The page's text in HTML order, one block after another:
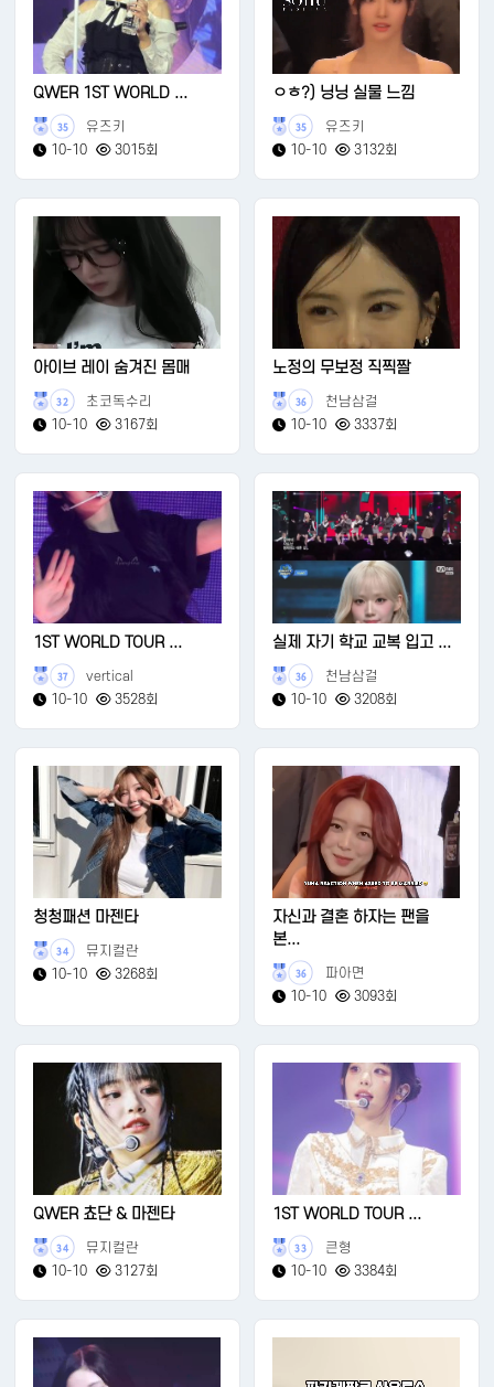
QWER 1ST WORLD ...
35
유즈키
10-10
3015회
ㅇㅎ?) 닝닝 실물 느낌
35
유즈키
10-10
3132회
아이브 레이 숨겨진 몸매
32
초코독수리
10-10
3167회
노정의 무보정 직찍짤
36
천남삼걸
10-10
3337회
1ST WORLD TOUR ...
37
vertical
10-10
3528회
실제 자기 학교 교복 입고 ...
36
천남삼걸
10-10
3208회
청청패션 마젠타
34
뮤지컬란
10-10
3268회
자신과 결혼 하자는 팬을
본...
36
파아면
10-10
3093회
QWER 쵸단 & 마젠타
34
뮤지컬란
10-10
3127회
1ST WORLD TOUR ...
33
큰형
10-10
3384회